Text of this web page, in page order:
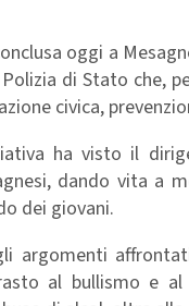
oggi a
di Stato che,
civica,
ha visto il
dando vita a
dei giovani.
argomenti
al bullismo e al